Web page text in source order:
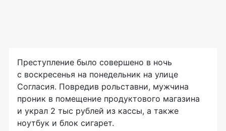
Преступление было совершено в ночь
с воскресенья на понедельник на улице
Согласия. Повредив рольставни, мужчина
проник в помещение продуктового магазина
и украл 2 тыс рублей из кассы, а также
ноутбук и блок сигарет.